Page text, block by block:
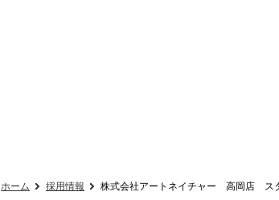
ホーム 採用情報 株式会社アートネイチャー 高岡店 ス